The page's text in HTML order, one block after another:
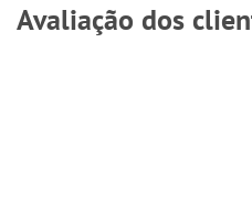
Avaliação dos